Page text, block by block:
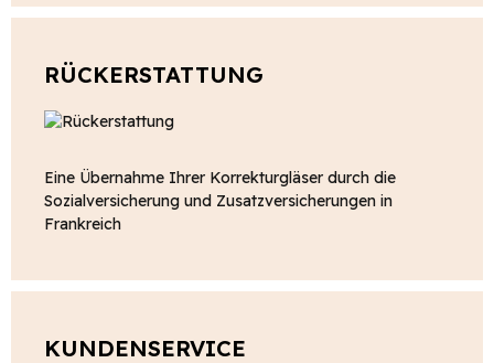
RÜCKERSTATTUNG
Eine Übernahme Ihrer Korrekturgläser durch die
Sozialversicherung und Zusatzversicherungen in
Frankreich
KUNDENSERVICE